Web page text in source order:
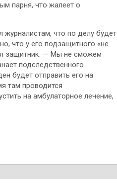
парня, что жалеет о
журналистам, что по делу будет
что у его подзащитного «не
защитник. — Мы не сможем
подследственного
будет отправить его на
там проводится
на амбулаторное лечение,